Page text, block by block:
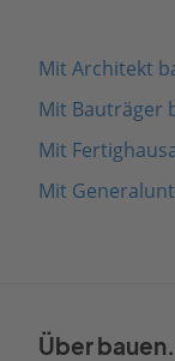
Mit Architekt
Mit Bauträger
Mit
Mit
Über